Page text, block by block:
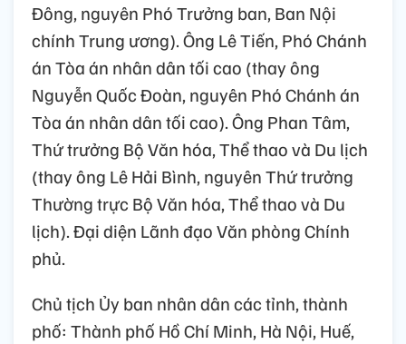
Đông, nguyên Phó Trưởng ban, Ban Nội
chính Trung ương). Ông Lê Tiến, Phó Chánh
án Tòa án nhân dân tối cao (thay ông
Nguyễn Quốc Đoàn, nguyên Phó Chánh án
Tòa án nhân dân tối cao). Ông Phan Tâm,
Thứ trưởng Bộ Văn hóa, Thể thao và Du lịch
(thay ông Lê Hải Bình, nguyên Thứ trưởng
Thường trực Bộ Văn hóa, Thể thao và Du
lịch). Đại diện Lãnh đạo Văn phòng Chính
phủ.
Chủ tịch Ủy ban nhân dân các tỉnh, thành
phố: Thành phố Hồ Chí Minh, Hà Nội, Huế,